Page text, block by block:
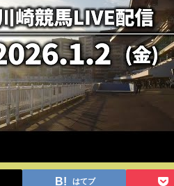
はてブ